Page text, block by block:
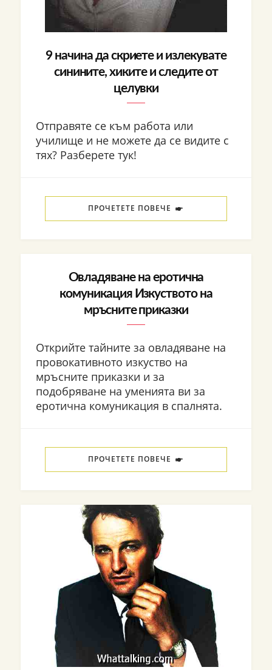
9 начина да скриете и излекувате
синините, хиките и следите от
целувки
Отправяте се към работа или
училище и не можете да се видите с
тях? Разберете тук!
ПРОЧЕТЕТЕ ПОВЕЧЕ
Овладяване на еротична
комуникация Изкуството на
мръсните приказки
Открийте тайните за овладяване на
провокативното изкуство на
мръсните приказки и за
подобряване на уменията ви за
еротична комуникация в спалнята.
ПРОЧЕТЕТЕ ПОВЕЧЕ